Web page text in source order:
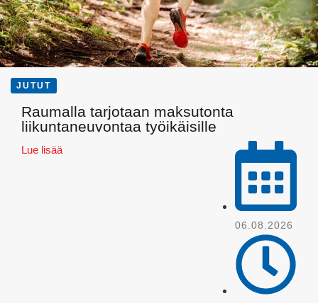
JUTUT
Raumalla tarjotaan maksutonta
liikuntaneuvontaa työikäisille
Lue lisää
06.08.2026